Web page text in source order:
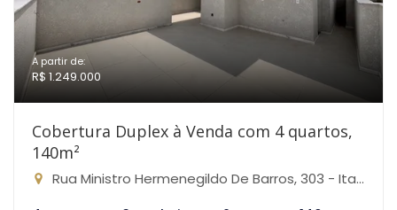
A partir de:
R$ 1.249.000
Cobertura Duplex à Venda com 4 quartos,
140m²
Rua Ministro Hermenegildo De Barros, 303 - Itapoã, Belo Horizonte-MG